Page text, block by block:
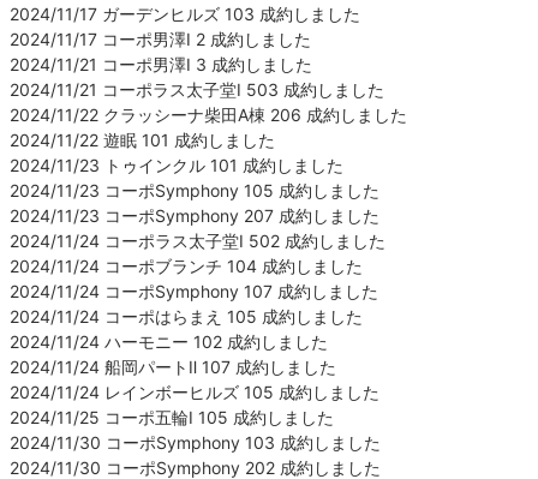
2024/11/17 ガーデンヒルズ 103 成約しました
2024/11/17 コーポ男澤Ⅰ 2 成約しました
2024/11/21 コーポ男澤Ⅰ 3 成約しました
2024/11/21 コーポラス太子堂Ⅰ 503 成約しました
2024/11/22 クラッシーナ柴田A棟 206 成約しました
2024/11/22 遊眠 101 成約しました
2024/11/23 トゥインクル 101 成約しました
2024/11/23 コーポSymphony 105 成約しました
2024/11/23 コーポSymphony 207 成約しました
2024/11/24 コーポラス太子堂Ⅰ 502 成約しました
2024/11/24 コーポブランチ 104 成約しました
2024/11/24 コーポSymphony 107 成約しました
2024/11/24 コーポはらまえ 105 成約しました
2024/11/24 ハーモニー 102 成約しました
2024/11/24 船岡パートⅡ 107 成約しました
2024/11/24 レインボーヒルズ 105 成約しました
2024/11/25 コーポ五輪Ⅰ 105 成約しました
2024/11/30 コーポSymphony 103 成約しました
2024/11/30 コーポSymphony 202 成約しました